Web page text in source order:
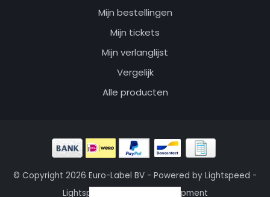
Mijn bestellingen
Mijn tickets
Mijn verlanglijst
Vergelijk
Alle producten
© Copyright 2026 Euro-Label BV - Powered by Lightspeed -
Lightspeed design
Dyvelopment